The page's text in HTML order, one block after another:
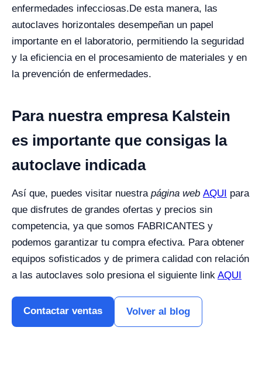
enfermedades infecciosas.De esta manera, las
autoclaves horizontales desempeñan un papel
importante en el laboratorio, permitiendo la seguridad
y la eficiencia en el procesamiento de materiales y en
la prevención de enfermedades.
Para nuestra empresa Kalstein
es importante que consigas la
autoclave indicada
Así que, puedes visitar nuestra página web AQUI para
que disfrutes de grandes ofertas y precios sin
competencia, ya que somos FABRICANTES y
podemos garantizar tu compra efectiva. Para obtener
equipos sofisticados y de primera calidad con relación
a las autoclaves solo presiona el siguiente link AQUI
Contactar ventas Volver al blog